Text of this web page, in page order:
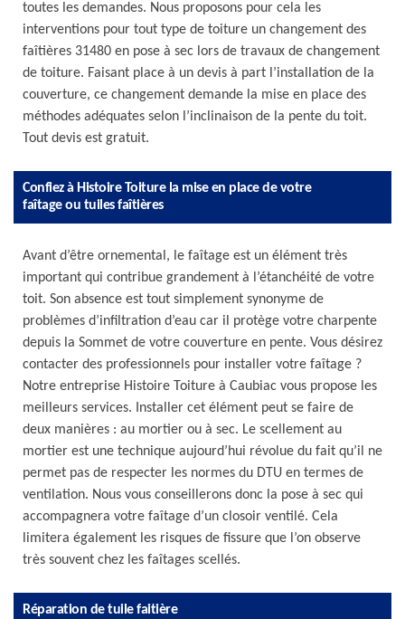
toutes les demandes. Nous proposons pour cela les
interventions pour tout type de toiture un changement des
faîtières 31480 en pose à sec lors de travaux de changement
de toiture. Faisant place à un devis à part l’installation de la
couverture, ce changement demande la mise en place des
méthodes adéquates selon l’inclinaison de la pente du toit.
Tout devis est gratuit.
Confiez à Histoire Toiture la mise en place de votre
faîtage ou tuiles faîtières
Avant d’être ornemental, le faîtage est un élément très
important qui contribue grandement à l’étanchéité de votre
toit. Son absence est tout simplement synonyme de
problèmes d’infiltration d’eau car il protège votre charpente
depuis la Sommet de votre couverture en pente. Vous désirez
contacter des professionnels pour installer votre faîtage ?
Notre entreprise Histoire Toiture à Caubiac vous propose les
meilleurs services. Installer cet élément peut se faire de
deux manières : au mortier ou à sec. Le scellement au
mortier est une technique aujourd’hui révolue du fait qu’il ne
permet pas de respecter les normes du DTU en termes de
ventilation. Nous vous conseillerons donc la pose à sec qui
accompagnera votre faîtage d’un closoir ventilé. Cela
limitera également les risques de fissure que l’on observe
très souvent chez les faîtages scellés.
Réparation de tuile faitière